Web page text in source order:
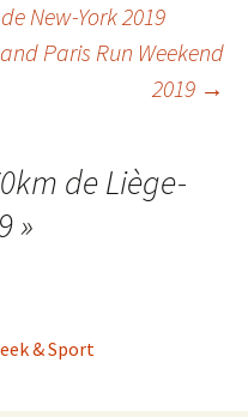
New-York 2019
Paris Run Weekend
2019 →
de Liège-
»
& Sport